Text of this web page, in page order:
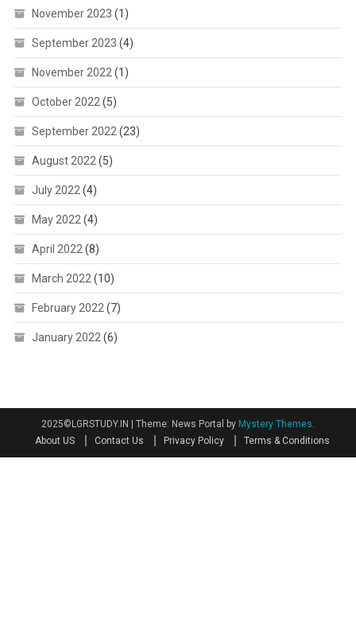
November 2023 (1)
September 2023 (4)
November 2022 (1)
October 2022 (5)
September 2022 (23)
August 2022 (5)
July 2022 (4)
May 2022 (4)
April 2022 (8)
March 2022 (10)
February 2022 (7)
January 2022 (6)
2025©LGRSTUDY.IN Theme: News Portal by Mystery Themes.
About US
Contact Us Privacy Policy Terms & Conditions